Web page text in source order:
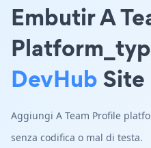
Embutir A
DevHubSite
Aggiungi A Team Profile
senza codifica o mal di testa.